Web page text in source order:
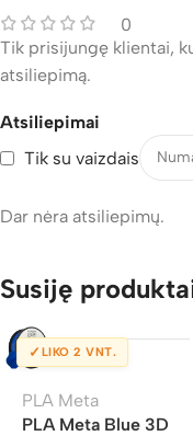
0
Atsiliepimai
Tik su vaizdais
Dar nėra atsiliepimų.
Tik prisijungę klientai,
atsiliepimą.
Susiję
✓ LIKO 2 VNT.
PLA Meta
PLA Meta Blue 3D